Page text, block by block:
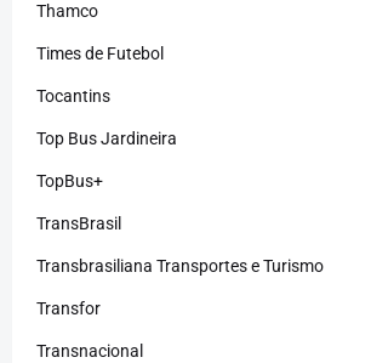
Thamco
Times de Futebol
Tocantins
Top Bus Jardineira
TopBus+
TransBrasil
Transbrasiliana Transportes e Turismo
Transfor
Transnacional